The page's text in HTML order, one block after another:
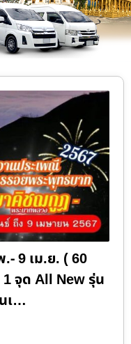
9 เม.ย. ( 60
จุด All New รุ่น
เ…